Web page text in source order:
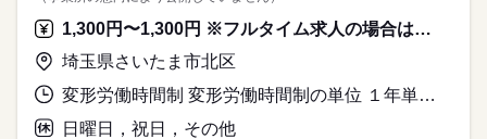
1,300円〜1,300円 ※フルタイム求人の場合は月額（換算額）、パート求人の場合は時間額を表示しています。
埼玉県さいたま市北区
変形労働時間制 変形労働時間制の単位 １年単位 就業時間１ 7時30分〜13時30分 就業時間２ 13時00分〜19時00分 又は 7時30分〜19時00分の時間の間の6時間程度 就業時間に関する特記事項 シフト制
日曜日，祝日，その他